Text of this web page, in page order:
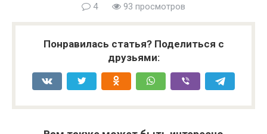
4 93 просмотров
Понравилась статья? Поделиться с
друзьями: